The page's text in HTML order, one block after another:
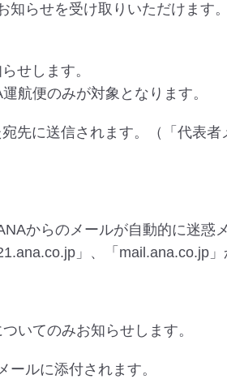
らせを受け取りいただけます
せします。
航便のみが対象となります。
先に送信されます。（「代表
からのメールが自動的に迷惑
」、「mail.ana.co.jp
いてのみお知らせします。
ルに添付されます。